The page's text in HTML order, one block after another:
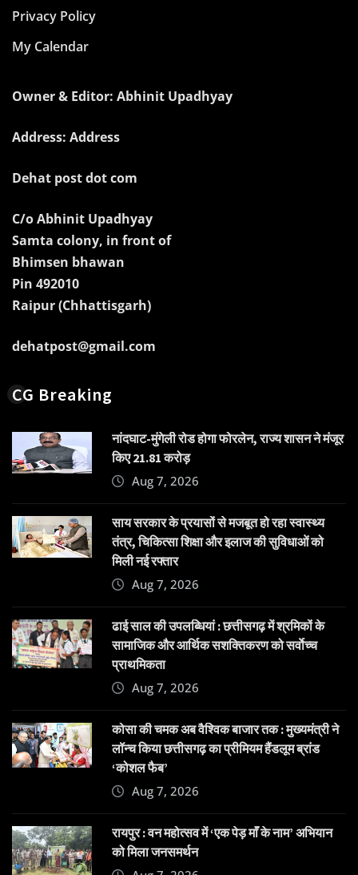
Privacy Policy
My Calendar
Owner & Editor: Abhinit Upadhyay
Address: Address
Dehat post dot com
C/o Abhinit Upadhyay
Samta colony, in front of
Bhimsen bhawan
Pin 492010
Raipur (Chhattisgarh)
dehatpost@gmail.com
CG Breaking
नांदघाट-मुंगेली रोड होगा फोरलेन, राज्य शासन ने मंजूर
किए 21.81 करोड़
Aug 7, 2026
साय सरकार के प्रयासों से मजबूत हो रहा स्वास्थ्य
तंत्र, चिकित्सा शिक्षा और इलाज की सुविधाओं को
मिली नई रफ्तार
Aug 7, 2026
ढाई साल की उपलब्धियां : छत्तीसगढ़ में श्रमिकों के
सामाजिक और आर्थिक सशक्तिकरण को सर्वाेच्च
प्राथमिकता
Aug 7, 2026
कोसा की चमक अब वैश्विक बाजार तक : मुख्यमंत्री ने
लॉन्च किया छत्तीसगढ़ का प्रीमियम हैंडलूम ब्रांड
‘कोशल फैब’
Aug 7, 2026
रायपुर : वन महोत्सव में ‘एक पेड़ माँ के नाम’ अभियान
को मिला जनसमर्थन